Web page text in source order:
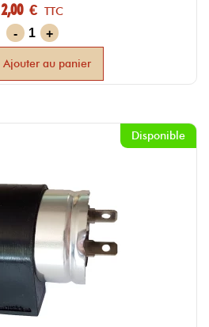
2,00 € TTC
-
+
Ajouter au panier
Disponible